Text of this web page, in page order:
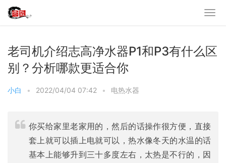
老司机介绍志高净水器P1和P3有什么区
别？分析哪款更适合你
小白 • 2022/04/04 07:42 • 电热水器
你买给家里老家用的，然后的话操作很方便，直接
套上就可以插上电就可以，热水像冬天的水温的话
基本上能够升到三十多度左右，太热是不行的，因